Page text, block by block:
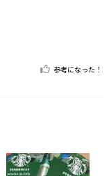
参考になった！